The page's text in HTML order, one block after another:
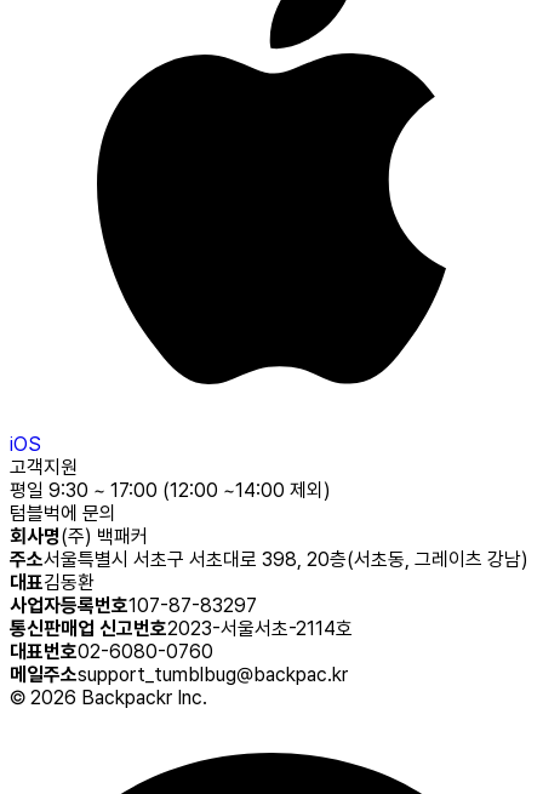
iOS
고객지원
평일 9:30 ~ 17:00 (12:00 ~14:00 제외)
텀블벅에 문의
회사명(주) 백패커
주소서울특별시 서초구 서초대로 398, 20층(서초동, 그레이츠 강남)
대표김동환
사업자등록번호107-87-83297
통신판매업 신고번호2023-서울서초-2114호
대표번호02-6080-0760
메일주소support_tumblbug@backpac.kr
© 2026 Backpackr Inc.